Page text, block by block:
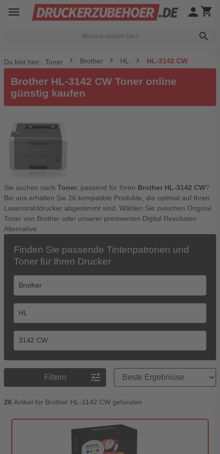
menu
search
person shopping_cart
Du bist hier: Toner Brother HL HL-3142 CW
Brother HL-3142 CW Toner online
günstig kaufen
Sie suchen nach Toner , passend für Ihren Brother HL-3142 CW?
Bei uns erhalten Sie 26 kompatible Produkte, die optimal auf Ihren
Laserstrahldrucker abgestimmt sind. Wählen Sie zwischen Original
Toner von Brother oder unserer preiswerten Digital Revolution
Alternative.
Finden Sie passende Tintenpatronen und
Toner für Ihren Drucker
Filtern tune
Preisreihenfolge
26 Artikel für Brother HL-3142 CW gefunden